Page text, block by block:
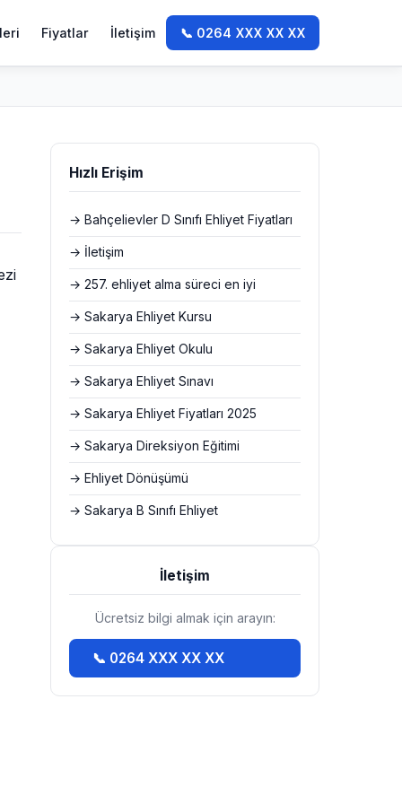
Fiyatlar İletişim 📞 0264 XXX XX XX
Hızlı Erişim
→ Bahçelievler D Sınıfı Ehliyet Fiyatları
→ İletişim
→ 257. ehliyet alma süreci en iyi
→ Sakarya Ehliyet Kursu
→ Sakarya Ehliyet Okulu
→ Sakarya Ehliyet Sınavı
→ Sakarya Ehliyet Fiyatları 2025
→ Sakarya Direksiyon Eğitimi
→ Ehliyet Dönüşümü
→ Sakarya B Sınıfı Ehliyet
İletişim
Ücretsiz bilgi almak için arayın:
📞 0264 XXX XX XX